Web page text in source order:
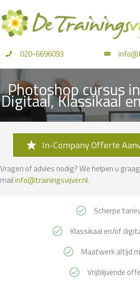
naar
de
inhoud
020-6696093
Photoshop cursus
Digitaal, Klassikaal
In-Company Offerte
Vragen of advies nodig? We helpen u
mailinfo@trainingsvijver.nl.
Scherpe
Klassikaal en/of
Maatwerk altijd
Vrijblijvende